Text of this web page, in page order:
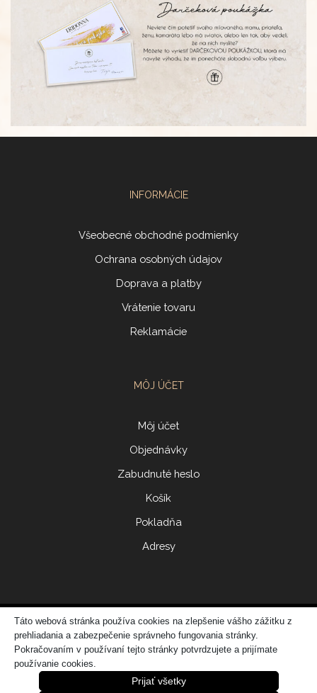
INFORMÁCIE
Všeobecné obchodné podmienky
Ochrana osobných údajov
Doprava a platby
Vrátenie tovaru
Reklamácie
MÔJ ÚČET
Môj účet
Objednávky
Zabudnuté heslo
Košík
Pokladňa
Adresy
© 2017 ERIDONNA
Zo
vytvorila spoločnosť DATATIME – web dizajn, grafika, IT riešenia
Táto webová stránka používa cookies na zlepšenie vášho zážitku z
prehliadania a zabezpečenie správneho fungovania stránky.
Pokračovaním v používaní tejto stránky potvrdzujete a prijímate
používanie cookies.
Prijať všetky